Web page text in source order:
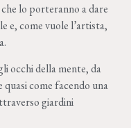
lo porteranno a dare
e, come vuole l’artista,
occhi della mente, da
come facendo una
giardini